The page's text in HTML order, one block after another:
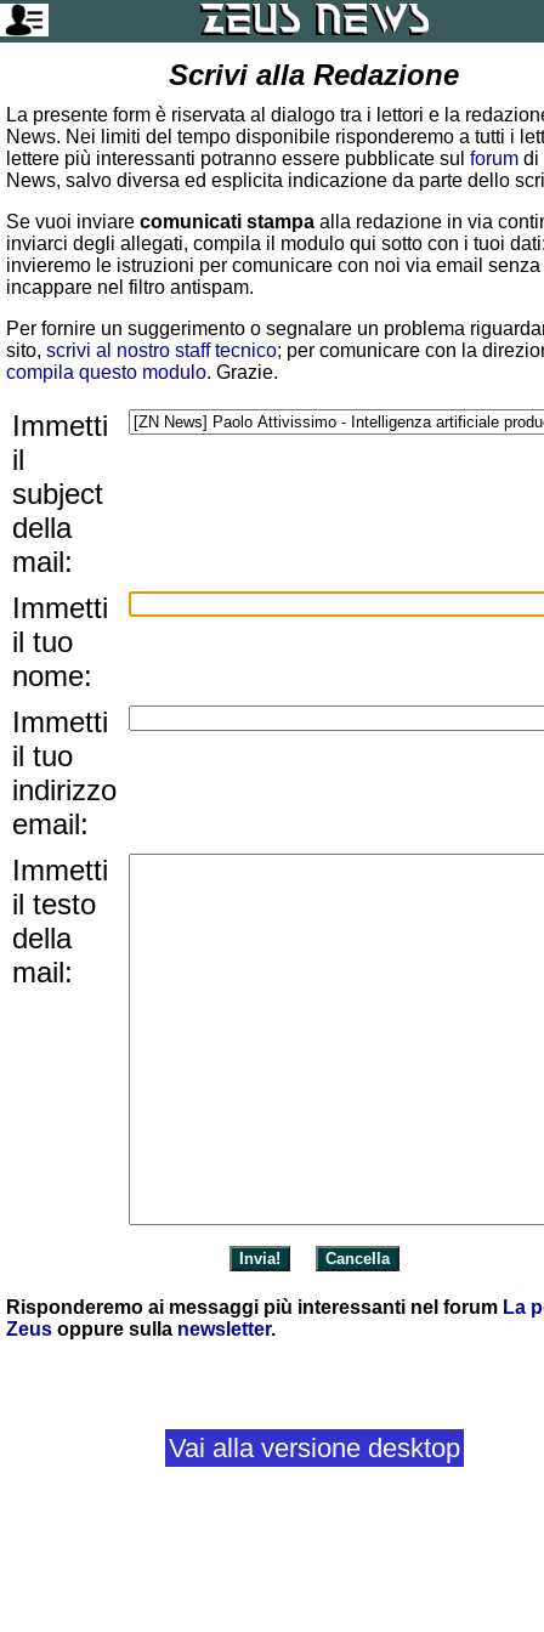
Scrivi alla Redazione
La presente form è riservata al dialogo tra i lettori e la
News. Nei limiti del tempo disponibile risponderemo a tutti i
lettere più interessanti potranno essere pubblicate sul forum di
News, salvo diversa ed esplicita indicazione da parte dello
Se vuoi inviare comunicati stampa alla redazione in via
inviarci degli allegati, compila il modulo qui sotto con i tuoi
invieremo le istruzioni per comunicare con noi via email senza
incappare nel filtro antispam.
Per fornire un suggerimento o segnalare un problema
sito, scrivi al nostro staff tecnico; per comunicare con la
compila questo modulo. Grazie.
Immetti
il
subject
della
mail:
Immetti
il tuo
nome:
Immetti
il tuo
indirizzo
email:
Immetti
il testo
della
mail:
Risponderemo ai messaggi più interessanti nel forum La
Zeus oppure sulla newsletter.
Vai alla versione desktop